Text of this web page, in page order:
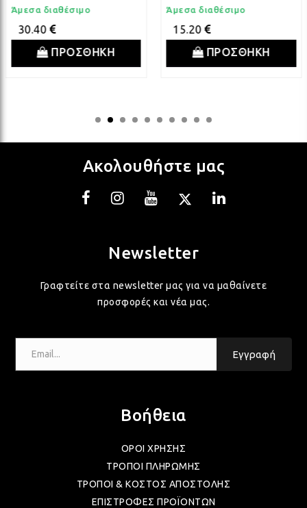
Άμεσα διαθέσιμο
30.40
ΠΡΟΣΘΗΚΗ
Άμεσα διαθέσιμο
15.20
ΠΡΟΣΘΗΚΗ
Ακολουθήστε μας
Newsletter
Γραφτείτε στα newsletter μας για να μαθαίνετε
προσφορές και νέα μας.
Εγγραφή
Βοήθεια
ΟΡΟΙ ΧΡΗΣΗΣ
ΤΡΟΠΟΙ ΠΛΗΡΩΜΗΣ
ΤΡΟΠΟΙ & ΚΟΣΤΟΣ ΑΠΟΣΤΟΛΗΣ
ΕΠΙΣΤΡΟΦΕΣ ΠΡΟΪΟΝΤΩΝ